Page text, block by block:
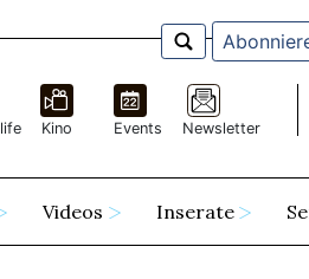
Kino Events Newsletter
Videos Inserate